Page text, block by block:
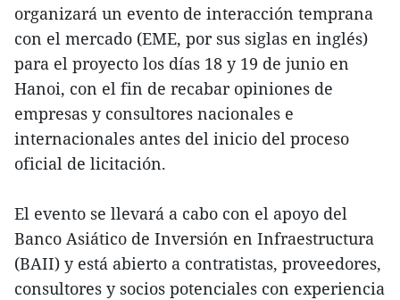
organizará un evento de interacción temprana
con el mercado (EME, por sus siglas en inglés)
para el proyecto los días 18 y 19 de junio en
Hanoi, con el fin de recabar opiniones de
empresas y consultores nacionales e
internacionales antes del inicio del proceso
oficial de licitación.
El evento se llevará a cabo con el apoyo del
Banco Asiático de Inversión en Infraestructura
(BAII) y está abierto a contratistas, proveedores,
consultores y socios potenciales con experiencia